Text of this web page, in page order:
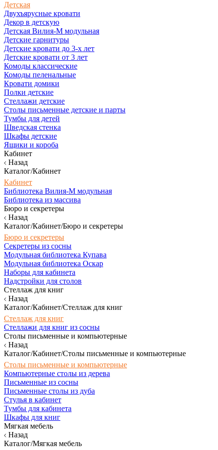
Детская
Двухъярусные кровати
Декор в детскую
Детская Вилия-М модульная
Детские гарнитуры
Детские кровати до 3-х лет
Детские кровати от 3 лет
Комоды классические
Комоды пеленальные
Кровати домики
Полки детские
Стеллажи детские
Столы письменные детские и парты
Тумбы для детей
Шведская стенка
Шкафы детские
Ящики и короба
Кабинет
Назад
Каталог/Кабинет
Кабинет
Библиотека Вилия-М модульная
Библиотека из массива
Бюро и секретеры
Назад
Каталог/Кабинет/Бюро и секретеры
Бюро и секретеры
Секретеры из сосны
Модульная библиотека Купава
Модульная библиотека Оскар
Наборы для кабинета
Надстройки для столов
Стеллаж для книг
Назад
Каталог/Кабинет/Стеллаж для книг
Стеллаж для книг
Стеллажи для книг из сосны
Столы письменные и компьютерные
Назад
Каталог/Кабинет/Столы письменные и компьютерные
Столы письменные и компьютерные
Компьютерные столы из дерева
Письменные из сосны
Письменные столы из дуба
Стулья в кабинет
Тумбы для кабинета
Шкафы для книг
Мягкая мебель
Назад
Каталог/Мягкая мебель